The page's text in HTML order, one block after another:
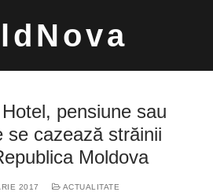
pensiune sau
se cazează străinii
Moldova
2017
ACTUALITATE